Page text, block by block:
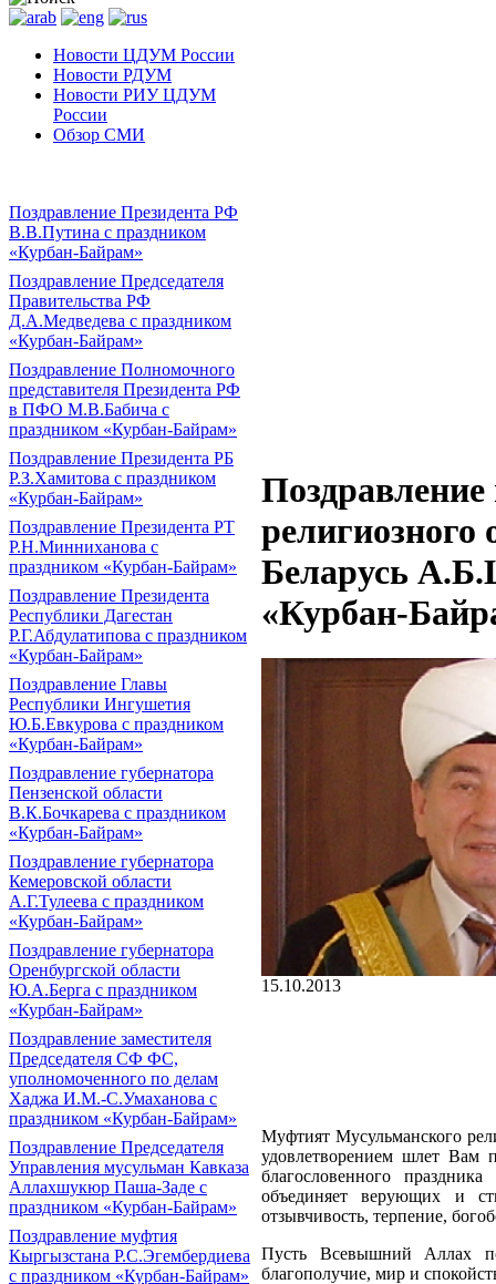
Новости ЦДУМ России
Новости РДУМ
Новости РИУ ЦДУМ
России
Обзор СМИ
Поздравление Президента РФ
В.В.Путина с праздником
«Курбан-Байрам»
Поздравление Председателя
Правительства РФ
Д.А.Медведева с праздником
«Курбан-Байрам»
Поздравление Полномочного
представителя Президента РФ
в ПФО М.В.Бабича с
праздником «Курбан-Байрам»
Поздравление Президента РБ
Р.З.Хамитова с праздником
«Курбан-Байрам»
Поздравление Президента РТ
Р.Н.Минниханова с
праздником «Курбан-Байрам»
Поздравление Президента
Республики Дагестан
Р.Г.Абдулатипова с праздником
«Курбан-Байрам»
Поздравление Главы
Республики Ингушетия
Ю.Б.Евкурова с праздником
«Курбан-Байрам»
Поздравление губернатора
Пензенской области
В.К.Бочкарева с праздником
«Курбан-Байрам»
Поздравление губернатора
Кемеровской области
А.Г.Тулеева с праздником
«Курбан-Байрам»
Поздравление губернатора
Оренбургской области
Ю.А.Берга с праздником
«Курбан-Байрам»
Поздравление заместителя
Председателя СФ ФС,
уполномоченного по делам
Хаджа И.М.-С.Умаханова с
праздником «Курбан-Байрам»
Поздравление Председателя
Управления мусульман Кавказа
Аллахшукюр Паша-Заде с
праздником «Курбан-Байрам»
Поздравление муфтия
Кыргызстана Р.С.Эгембердиева
с праздником «Курбан-Байрам»
религиозного
Беларусь
«Курбан-
15.10.2013
Муфтият Мусульманского
удовлетворением шлет Вам
благословенного
объединяет верующих и
отзывчивость, терпение,
Пусть Всевышний Аллах
благополучие, мир и